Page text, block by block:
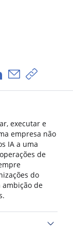
no Facebook
no X
Compartilhar no
Compartilhar
Copiar
executar e
empresa não
IA a uma
de
do
ambição de